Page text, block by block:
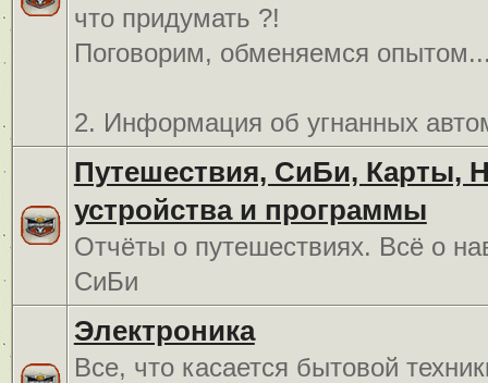
что придумать ?!
Поговорим, обменяемся
2. Информация об угнанных
Путешествия, СиБи, Карты,
устройства и программы
Отчёты о путешествиях. Всё о
СиБи
Электроника
Все, что касается бытовой